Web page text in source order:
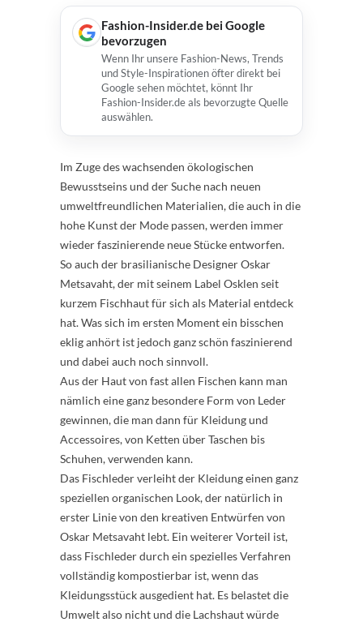
Fashion-Insider.de bei Google
bevorzugen
Wenn Ihr unsere Fashion-News, Trends
und Style-Inspirationen öfter direkt bei
Google sehen möchtet, könnt Ihr
Fashion-Insider.de als bevorzugte Quelle
auswählen.
Im Zuge des wachsenden ökologischen
Bewusstseins und der Suche nach neuen
umweltfreundlichen Materialien, die auch in die
hohe Kunst der Mode passen, werden immer
wieder faszinierende neue Stücke entworfen.
So auch der brasilianische Designer Oskar
Metsavaht, der mit seinem Label Osklen seit
kurzem Fischhaut für sich als Material entdeck
hat. Was sich im ersten Moment ein bisschen
eklig anhört ist jedoch ganz schön faszinierend
und dabei auch noch sinnvoll.
Aus der Haut von fast allen Fischen kann man
nämlich eine ganz besondere Form von Leder
gewinnen, die man dann für Kleidung und
Accessoires, von Ketten über Taschen bis
Schuhen, verwenden kann.
Das Fischleder verleiht der Kleidung einen ganz
speziellen organischen Look, der natürlich in
erster Linie von den kreativen Entwürfen von
Oskar Metsavaht lebt. Ein weiterer Vorteil ist,
dass Fischleder durch ein spezielles Verfahren
vollständig kompostierbar ist, wenn das
Kleidungsstück ausgedient hat. Es belastet die
Umwelt also nicht und die Lachshaut würde